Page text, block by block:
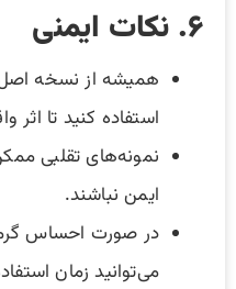
۶. نکات ایمنی
همیشه از نسخه اصل
استفاده کنید تا
نمونه‌های تقلبی
ایمن نباشند.
در صورت احساس
می‌توانید زمان